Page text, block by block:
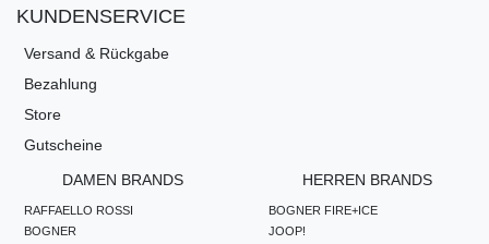
KUNDENSERVICE
Versand & Rückgabe
Bezahlung
Store
Gutscheine
DAMEN BRANDS
RAFFAELLO ROSSI
BOGNER
HERREN BRANDS
BOGNER FIRE+ICE
JOOP!